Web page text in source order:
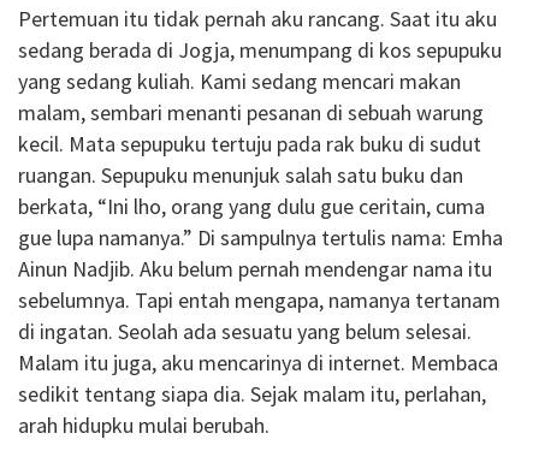
Pertemuan itu tidak pernah aku rancang. Saat itu aku
sedang berada di Jogja, menumpang di kos sepupuku
yang sedang kuliah. Kami sedang mencari makan
malam, sembari menanti pesanan di sebuah warung
kecil. Mata sepupuku tertuju pada rak buku di sudut
ruangan. Sepupuku menunjuk salah satu buku dan
berkata, “Ini lho, orang yang dulu gue ceritain, cuma
gue lupa namanya.” Di sampulnya tertulis nama: Emha
Ainun Nadjib. Aku belum pernah mendengar nama itu
sebelumnya. Tapi entah mengapa, namanya tertanam
di ingatan. Seolah ada sesuatu yang belum selesai.
Malam itu juga, aku mencarinya di internet. Membaca
sedikit tentang siapa dia. Sejak malam itu, perlahan,
arah hidupku mulai berubah.